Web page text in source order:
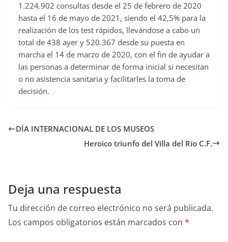
1.224.902 consultas desde el 25 de febrero de 2020
hasta el 16 de mayo de 2021, siendo el 42,5% para la
realización de los test rápidos, llevándose a cabo un
total de 438 ayer y 520.367 desde su puesta en
marcha el 14 de marzo de 2020, con el fin de ayudar a
las personas a determinar de forma inicial si necesitan
o no asistencia sanitaria y facilitarles la toma de
decisión.
DÍA INTERNACIONAL DE LOS MUSEOS
Heroico triunfo del Villa del Río C.F.
Deja una respuesta
Tu dirección de correo electrónico no será publicada.
Los campos obligatorios están marcados con *